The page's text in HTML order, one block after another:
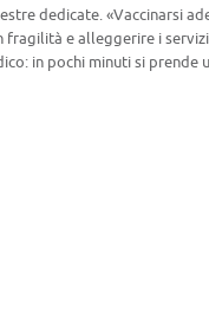
dedicate. «Vaccinarsi
e alleggerire i
in pochi minuti si prende